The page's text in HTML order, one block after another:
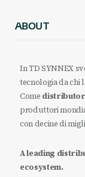
ABOUT
In TD SYNNEX
tecnologia da chi
Come
produttori
con decine di
A leading
ecosystem.